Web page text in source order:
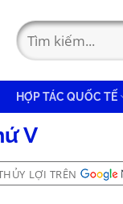
HỢP TÁC QUỐC TẾ
V
LỢI TRÊN